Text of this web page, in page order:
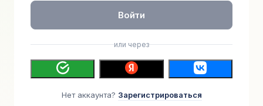
Войти
или через
Нет аккаунта? Зарегистрироваться